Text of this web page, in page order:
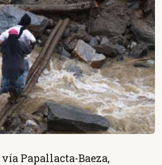
Papallacta-Baeza,